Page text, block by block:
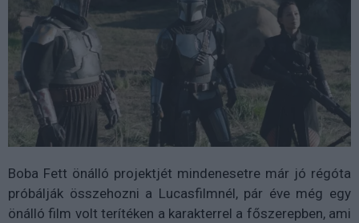
Boba Fett önálló projektjét mindenesetre már jó régóta
próbálják összehozni a Lucasfilmnél, pár éve még egy
önálló film volt terítéken a karakterrel a főszerepben, ami